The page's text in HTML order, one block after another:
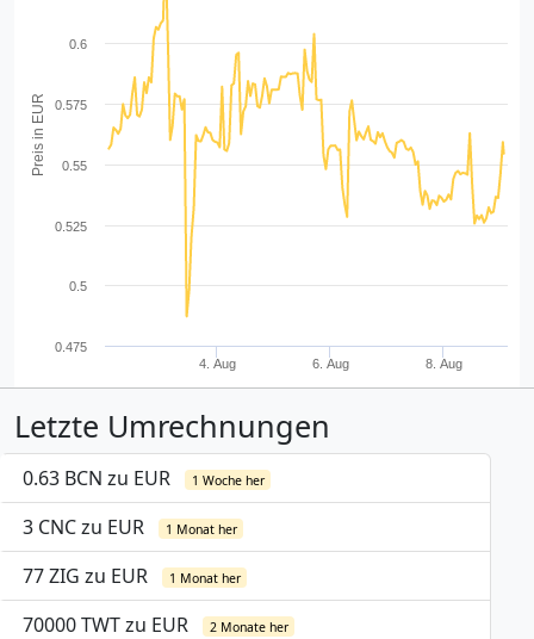
Preis in EUR
4. Aug 6. Aug 8. Aug
0.475
0.5
0.525
0.55
0.575
0.6
Letzte Umrechnungen
0.63 BCN zu EUR 1 Woche her
3 CNC zu EUR 1 Monat her
77 ZIG zu EUR 1 Monat her
70000 TWT zu EUR 2 Monate her